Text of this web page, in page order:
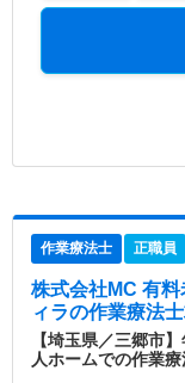
作業療法士 正職員
株式会社MC 有
ィラの作業療法
【埼玉県／三郷市
人ホームでの作業